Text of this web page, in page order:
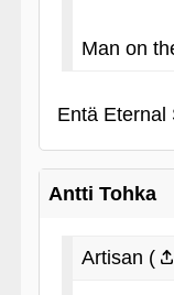
Man on
Entä Eternal
Antti Tohka
Artisan (